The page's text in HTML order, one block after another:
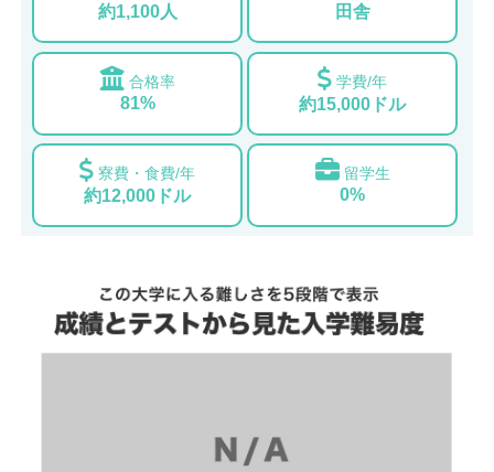
約1,100人 田舎
合格率
81%
学費/年
約15,000ドル
寮費・食費/年
約12,000ドル
留学生
0%